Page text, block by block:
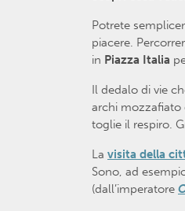
Potrete
piacere.
in Piazza Italia
Il dedalo di vie
archi mozzafiato
toglie il respiro.
La visita della
Sono, ad
(dall’imperatore